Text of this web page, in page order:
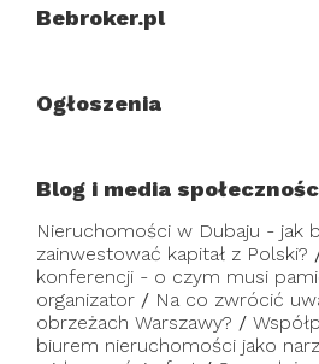
Bebroker.pl
Ogłoszenia
Blog i media
Nieruchomości w Dubaju - jak
zainwestować kapitał z Polski?
konferencji - o czym musi
organizator / Na co zwrócić
obrzeżach Warszawy? /
biurem nieruchomości jako